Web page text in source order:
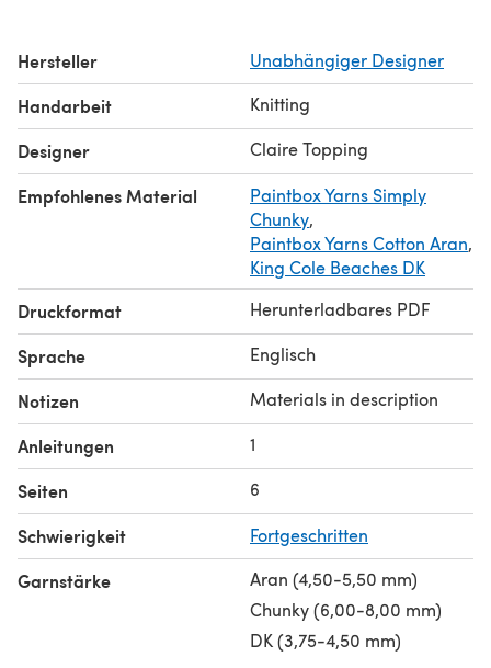
each colour would be enough.
Materials
Small Blanket (42 x 54cm)
150g DK yarn (US: Light Worsted)
4mm needles (UK 8, US 6)
Large Blanket (60 x 76cm)
300g Chunky yarn (US: Bulky)
200g Aran yarn (US: Worsted)
5mm needles (UK 6, US 8)
Hersteller Unabhängiger Designer
Handarbeit Knitting
Designer Claire Topping
Empfohlenes Material
Paintbox Yarns Simply
Chunky,
Paintbox Yarns Cotton Aran,
King Cole Beaches DK
Druckformat Herunterladbares PDF
Sprache Englisch
Notizen Materials in description
Anleitungen 1
Seiten 6
Schwierigkeit Fortgeschritten
Garnstärke
Aran (4,50-5,50 mm)
Chunky (6,00-8,00 mm)
DK (3,75-4,50 mm)